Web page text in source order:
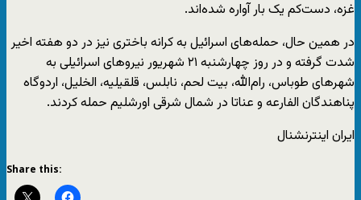
غزه، دست‌کم یک بار آواره شده‌اند.
در همین حال، حمله‌های اسرائیل به کرانه باختری نیز در دو هفته اخیر
شدت گرفته و در روز چهارشنبه ۲۱ شهریور نیروهای اسرائیلی به
شهرهای طوباس، رام‌الله، بیت لحم، نابلس، قلقیلیه، الخلیل، اردوگاه
پناهندگان الفارعه و عناتا در شمال شرقی اورشلیم حمله کردند.
ایران اینترنشنال
Share this: